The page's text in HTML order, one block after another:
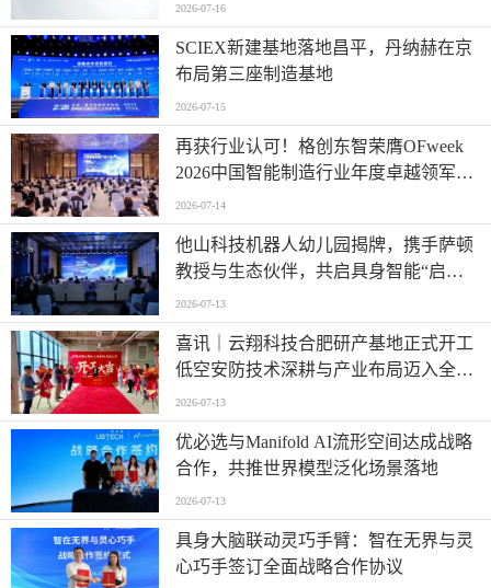
2026-07-16
SCIEX新建基地落地昌平，丹纳赫在京
布局第三座制造基地
2026-07-15
再获行业认可！格创东智荣膺OFweek
2026中国智能制造行业年度卓越领军企
业奖
2026-07-14
他山科技机器人幼儿园揭牌，携手萨顿
教授与生态伙伴，共启具身智能“启蒙
时代”
2026-07-13
喜讯｜云翔科技合肥研产基地正式开工
低空安防技术深耕与产业布局迈入全新
阶段
2026-07-13
优必选与Manifold AI流形空间达成战略
合作，共推世界模型泛化场景落地
2026-07-13
具身大脑联动灵巧手臂：智在无界与灵
心巧手签订全面战略合作协议